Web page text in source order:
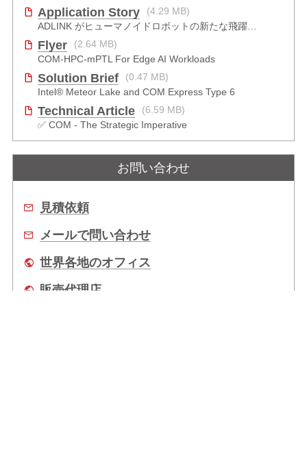
Application Story
(4.29 MB)
ADLINK がヒューマノイドロボットの新たな飛躍をどのように推進したか
Flyer
(2.64 MB)
COM-HPC-mPTL For Edge AI Workloads
Solution Brief
(0.47 MB)
Intel® Meteor Lake and COM Express Type 6
Technical Article
(6.59 MB)
✅ COM - The Strategic Imperative
お問い合わせ
見積依頼
メールで問い合わせ
世界各地のオフィス
販売代理店